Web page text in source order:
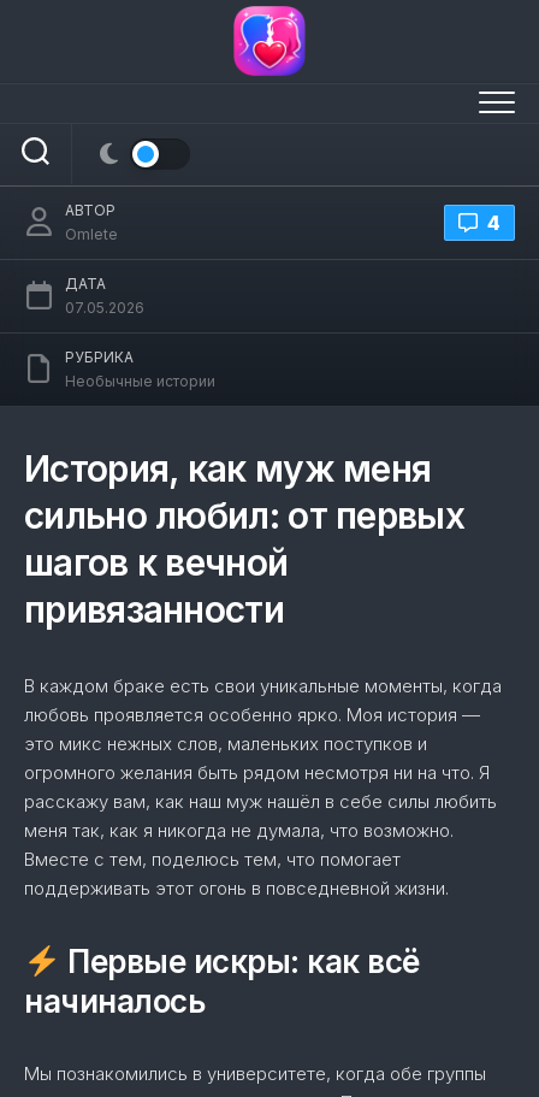
История как муж меня сильно любил
4
АВТОР
Omlete
ДАТА
07.05.2026
РУБРИКА
Необычные истории
История, как муж меня
сильно любил: от первых
шагов к вечной
привязанности
В каждом браке есть свои уникальные моменты, когда
любовь проявляется особенно ярко. Моя история —
это микс нежных слов, маленьких поступков и
огромного желания быть рядом несмотря ни на что. Я
расскажу вам, как наш муж нашёл в себе силы любить
меня так, как я никогда не думала, что возможно.
Вместе с тем, поделюсь тем, что помогает
поддерживать этот огонь в повседневной жизни.
Первые искры: как всё
начиналось
Мы познакомились в университете, когда обе группы